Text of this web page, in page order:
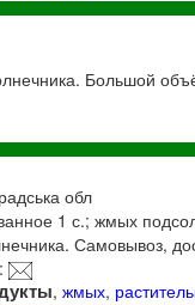
Большой
обл
1 с.; жмых
Самовывоз,
:
,жмых,